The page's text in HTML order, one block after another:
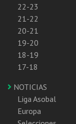
22-23
21-22
20-21
19-20
18-19
17-18
NOTICIAS
Liga Asobal
Europa